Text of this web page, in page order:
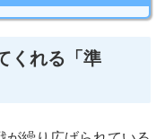
くれる「準